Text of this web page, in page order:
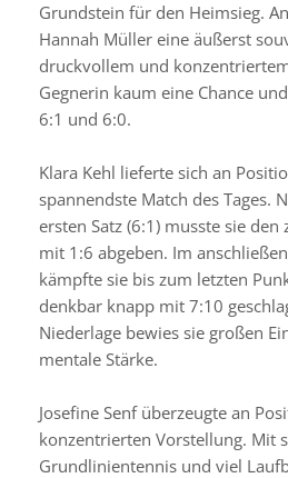
Grundstein für den Heimsieg.
Hannah Müller eine äußerst
druckvollem und
Gegnerin kaum eine Chance
6:1 und 6:0.
Klara Kehl lieferte sich an
spannendste Match des Tages.
ersten Satz (6:1) musste sie
mit 1:6 abgeben. Im
kämpfte sie bis zum letzten
denkbar knapp mit 7:10
Niederlage bewies sie großen
mentale Stärke.
Josefine Senf überzeugte an
konzentrierten Vorstellung. Mit
Grundlinientennis und viel